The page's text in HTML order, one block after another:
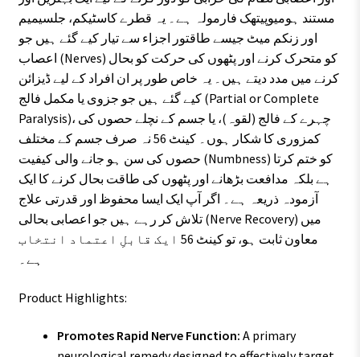
مستند ہومیوپیتھک فارمولہ ہے۔ یہ قطرے کاسٹیکم، جلسیمیم
اور زنکم میٹ جیسے طاقتور اجزاء سے تیار کیے گئے ہیں جو
اعصاب (Nerves) کو متحرک کرنے اور پٹھوں کی حرکت کو بحال
کرنے میں مدد دیتے ہیں۔ یہ خاص طور پر ان افراد کے لیے ڈیزائن
کیے گئے ہیں جو جزوی یا مکمل فالج (Partial or Complete
Paralysis)، چہرے کے فالج (لقوہ)، یا جسم کے نچلے حصوں کی
کمزوری کا شکار ہوں۔ کینٹ 56 نہ صرف جسم کے مختلف
حصوں کی سن ہو جانے والی کیفیت (Numbness) کو ختم کرتا
ہے بلکہ مدافعت بڑھانے اور پٹھوں کی طاقت بحال کرنے کا ایک
آزمودہ ذریعہ ہے۔ اگر آپ ایک ایسا محفوظ اور قدرتی علاج
تلاش کر رہے ہیں جو اعصابی بحالی (Nerve Recovery) میں
معاون ثابت ہو، تو کینٹ 56 ایک قابلِ اعتماد انتخاب
ہے۔
Product Highlights:
Promotes Rapid Nerve Function: A primary